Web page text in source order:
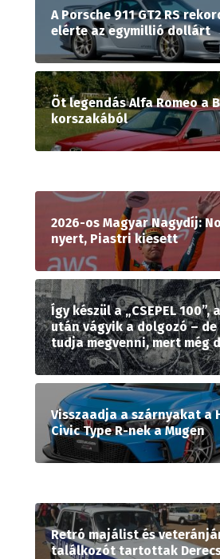
A Porsche 911 GT2 RS
elérte az egymillió dollárt
Öt legendás Alfa Romeo a
korszakából
2026-os Magyar Nagydíj:
nyert, Piastri kiesett
Így készül a „CSEPEL 100”,
után vágyik a dolgozó – de
tudja megvenni, mert még
Visszaadja a szárnyakat a
Civic Type R-nek a Mugen
Retró majálist és
találkozót tartottak